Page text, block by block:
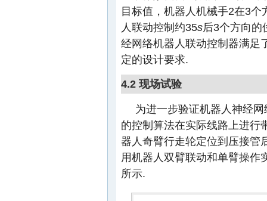
目标值，机器人机械手2在3
人联动控制约35s后3个方向的
经网络机器人联动控制器满足
定的设计要求.
4.2 现场试验
为进一步验证机器人神经
的控制算法在实际线路上进行
器人奇臂行走轮定位到压接管
用机器人双臂联动和单臂操作
所示.